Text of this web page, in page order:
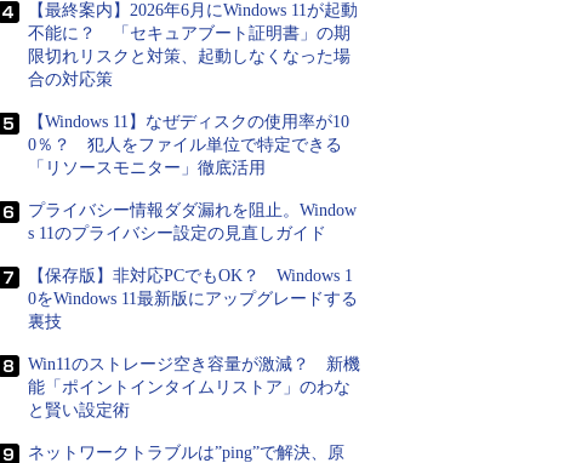
【最終案内】2026年6月にWindows 11が起動
不能に？ 「セキュアブート証明書」の期
限切れリスクと対策、起動しなくなった場
合の対応策
【Windows 11】なぜディスクの使用率が10
0％？ 犯人をファイル単位で特定できる
「リソースモニター」徹底活用
プライバシー情報ダダ漏れを阻止。Window
s 11のプライバシー設定の見直しガイド
【保存版】非対応PCでもOK？ Windows 1
0をWindows 11最新版にアップグレードする
裏技
Win11のストレージ空き容量が激減？ 新機
能「ポイントインタイムリストア」のわな
と賢い設定術
ネットワークトラブルは”ping”で解決、原